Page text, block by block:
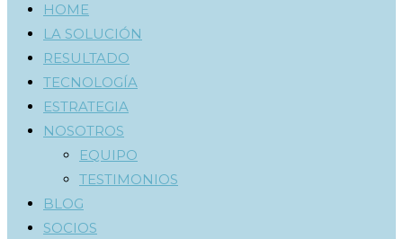
HOME
LA SOLUCIÓN
RESULTADO
TECNOLOGÍA
ESTRATEGIA
NOSOTROS
EQUIPO
TESTIMONIOS
BLOG
SOCIOS